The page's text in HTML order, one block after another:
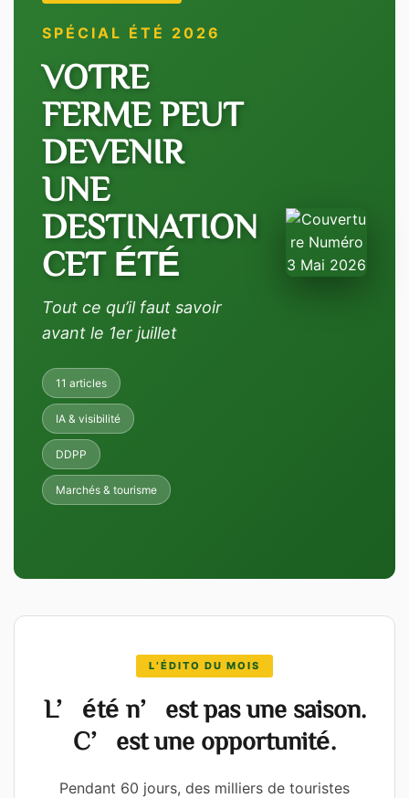
SPÉCIAL ÉTÉ 2026
VOTRE
FERME PEUT
DEVENIR
UNE
DESTINATION
CET ÉTÉ
Tout ce qu’il faut savoir
avant le 1er juillet
11 articles
IA & visibilité
DDPP
Marchés & tourisme
L’ÉDITO DU MOIS
L’été n’est pas une saison.
C’est une opportunité.
Pendant 60 jours, des milliers de touristes